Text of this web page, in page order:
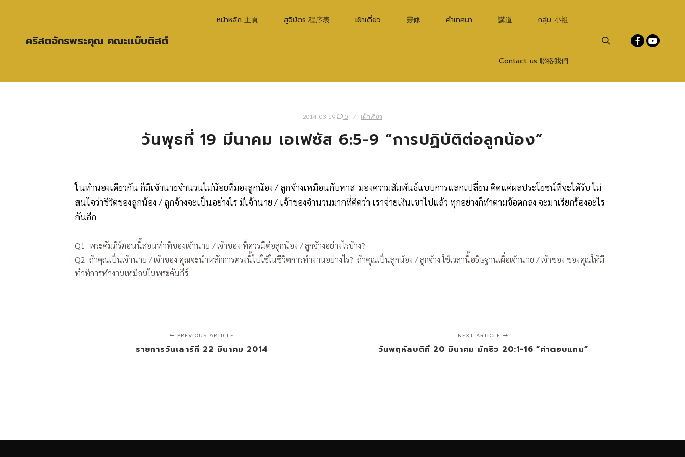
คริสตจักรพระคุณ คณะแบ๊บติสต์
หน้าหลัก 主頁 สูจิบัตร 程序表 เฝ้าเดี่ยว 靈修 คำเทศนา 講道 กลุ่ม 小祖
Contact us 聯絡我們
2014-03-19 0 เฝ้าเดี่ยว
วันพุธที่ 19 มีนาคม เอเฟซัส 6:5-9 “การปฏิบัติต่อลูกน้อง”
ในทำนองเดียวกัน ก็มีเจ้านายจำนวนไม่น้อยที่มองลูกน้อง / ลูกจ้างเหมือนกับทาส มองความสัมพันธ์แบบการแลกเปลี่ยน คิดแค่ผลประโยชน์ที่จะได้รับ ไม่
สนใจว่าชีวิตของลูกน้อง / ลูกจ้างจะเป็นอย่างไร มีเจ้านาย / เจ้าของจำนวนมากที่คิดว่า เราจ่ายเงินเขาไปแล้ว ทุกอย่างก็ทำตามข้อตกลง จะมาเรียกร้องอะไร
กันอีก
Q1 พระคัมภีร์ตอนนี้สอนท่าทีของเจ้านาย / เจ้าของ ที่ควรมีต่อลูกน้อง / ลูกจ้างอย่างไรบ้าง?
Q2 ถ้าคุณเป็นเจ้านาย / เจ้าของ คุณจะนำหลักการตรงนี้ไปใช้ในชีวิตการทำงานอย่างไร? ถ้าคุณเป็นลูกน้อง / ลูกจ้าง ใช้เวลานี้อธิษฐานเผื่อเจ้านาย / เจ้าของ ของคุณให้มี
ท่าทีการทำงานเหมือนในพระคัมภีร์
PREVIOUS ARTICLE
รายการวันเสาร์ที่ 22 มีนาคม 2014
NEXT ARTICLE
วันพฤหัสบดีที่ 20 มีนาคม มัทธิว 20:1-16 “ค่าตอบแทน”